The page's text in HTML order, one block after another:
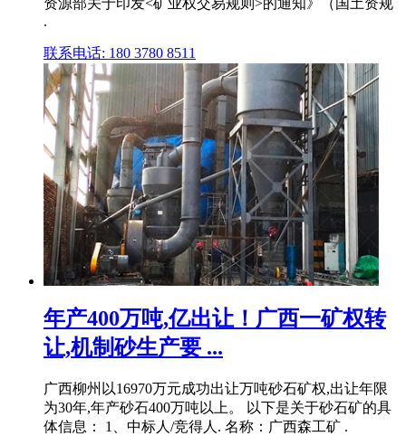
资源部关于印发<矿业权交易规则>的通知》（国土资规
.
联系电话: 180 3780 8511
年产400万吨,亿出让！广西一矿权转
让,机制砂生产要 ...
广西柳州以16970万元成功出让万吨砂石矿权,出让年限
为30年,年产砂石400万吨以上。 以下是关于砂石矿的具
体信息： 1、中标人/竞得人. 名称：广西森工矿 .